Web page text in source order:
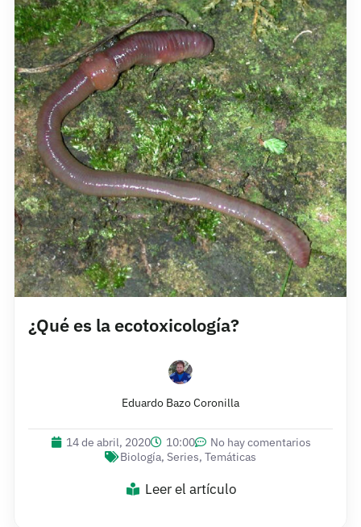
¿Qué es la ecotoxicología?
Eduardo Bazo Coronilla
14 de abril, 2020 10:00
No hay comentarios
Biología, Series, Temáticas
Leer el artículo